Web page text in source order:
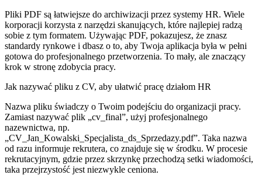
Pliki PDF są łatwiejsze do archiwizacji przez systemy HR. Wiele
korporacji korzysta z narzędzi skanujących, które najlepiej radzą
sobie z tym formatem. Używając PDF, pokazujesz, że znasz
standardy rynkowe i dbasz o to, aby Twoja aplikacja była w pełni
gotowa do profesjonalnego przetworzenia. To mały, ale znaczący
krok w stronę zdobycia pracy.
Jak nazywać pliku z CV, aby ułatwić pracę działom HR
Nazwa pliku świadczy o Twoim podejściu do organizacji pracy.
Zamiast nazywać plik „cv_final”, użyj profesjonalnego
nazewnictwa, np.
„CV_Jan_Kowalski_Specjalista_ds_Sprzedazy.pdf”. Taka nazwa
od razu informuje rekrutera, co znajduje się w środku. W procesie
rekrutacyjnym, gdzie przez skrzynkę przechodzą setki wiadomości,
taka przejrzystość jest niezwykle ceniona.